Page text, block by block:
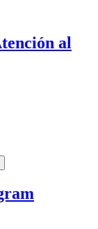
al